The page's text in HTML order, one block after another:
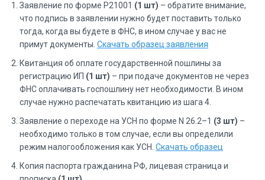
Заявление по форме P21001 (1 шт) – обратите внимание,
что подпись в заявлении нужно будет поставить только
тогда, когда вы будете в ФНС, в ином случае у вас не
примут документы. Скачать образец заявления
Квитанция об оплате государственной пошлины за
регистрацию ИП (1 шт) – при подаче документов не через
ФНС оплачивать госпошлину нет необходимости. В ином
случае нужно распечатать квитанцию из шага 4.
Заявление о переходе на УСН по форме N 26.2–1 (3 шт) –
необходимо только в том случае, если вы определили
режим налогообложения как УСН. Скачать образец
Копия паспорта гражданина РФ, лицевая страница и